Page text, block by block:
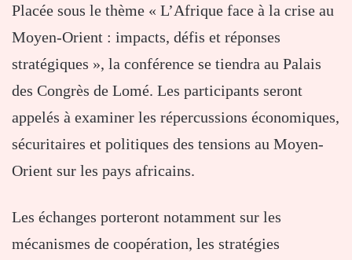
Placée sous le thème « L’Afrique face à la crise au
Moyen-Orient : impacts, défis et réponses
stratégiques », la conférence se tiendra au Palais
des Congrès de Lomé. Les participants seront
appelés à examiner les répercussions économiques,
sécuritaires et politiques des tensions au Moyen-
Orient sur les pays africains.
Les échanges porteront notamment sur les
mécanismes de coopération, les stratégies